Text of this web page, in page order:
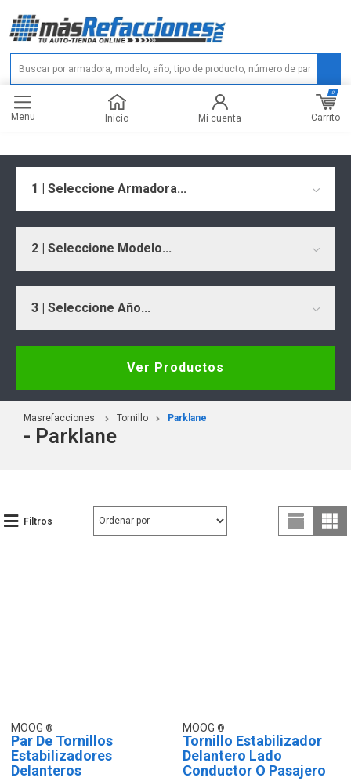
Menu Inicio Mi cuenta Carrito
0
1 | Seleccione Armadora...
2 | Seleccione Modelo...
3 | Seleccione Año...
Ver Productos
Masrefacciones Tornillo Parklane
- Parklane
Filtros
MOOG
Par De Tornillos
Estabilizadores
Delanteros
MOOG
Tornillo Estabilizador
Delantero Lado
Conductor O Pasajero